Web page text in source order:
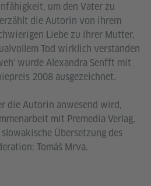
um den Vater zu
die Autorin von ihrem
Liebe zu ihrer Mutter,
Tod wirklich verstanden
wurde Alexandra Senfft mit
2008 ausgezeichnet.
die Autorin anwesend wird,
mit Premedia Verlag,
Übersetzung des
Tomáš Mrva.